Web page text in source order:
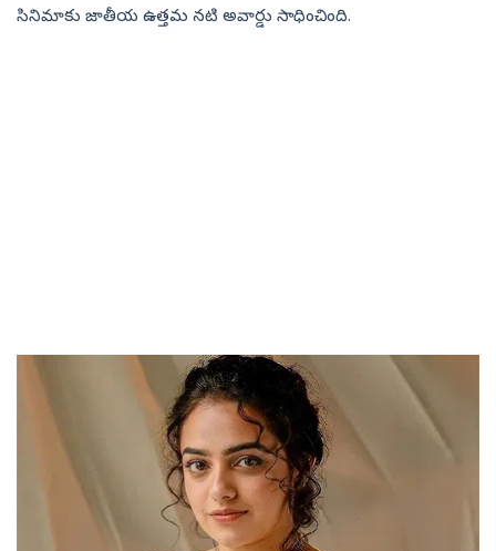
సినిమాకు జాతీయ ఉత్తమ నటి అవార్డు సాధించింది.